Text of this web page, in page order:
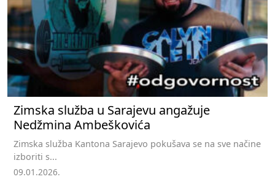
Zimska služba u Sarajevu angažuje
Nedžmina Ambeškovića
Zimska služba Kantona Sarajevo pokušava se na sve načine
izboriti s...
09.01.2026.